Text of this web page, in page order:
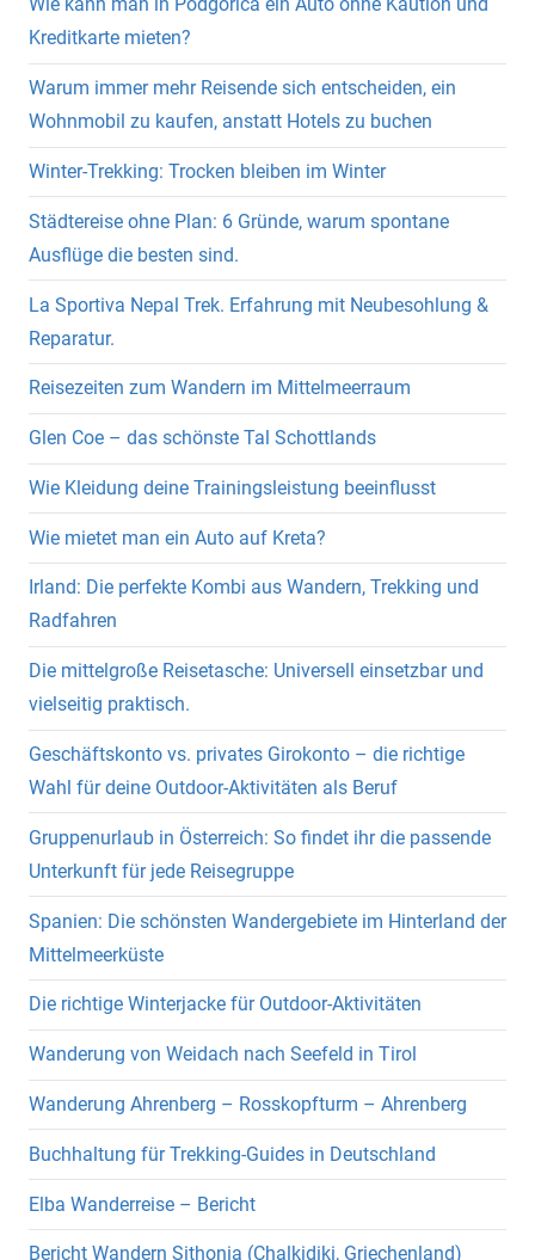
Wie kann man in Podgorica ein Auto ohne Kaution und
Kreditkarte mieten?
Warum immer mehr Reisende sich entscheiden, ein
Wohnmobil zu kaufen, anstatt Hotels zu buchen
Winter-Trekking: Trocken bleiben im Winter
Städtereise ohne Plan: 6 Gründe, warum spontane
Ausflüge die besten sind.
La Sportiva Nepal Trek. Erfahrung mit Neubesohlung &
Reparatur.
Reisezeiten zum Wandern im Mittelmeerraum
Glen Coe – das schönste Tal Schottlands
Wie Kleidung deine Trainingsleistung beeinflusst
Wie mietet man ein Auto auf Kreta?
Irland: Die perfekte Kombi aus Wandern, Trekking und
Radfahren
Die mittelgroße Reisetasche: Universell einsetzbar und
vielseitig praktisch.
Geschäftskonto vs. privates Girokonto – die richtige
Wahl für deine Outdoor-Aktivitäten als Beruf
Gruppenurlaub in Österreich: So findet ihr die passende
Unterkunft für jede Reisegruppe
Spanien: Die schönsten Wandergebiete im Hinterland der
Mittelmeerküste
Die richtige Winterjacke für Outdoor-Aktivitäten
Wanderung von Weidach nach Seefeld in Tirol
Wanderung Ahrenberg – Rosskopfturm – Ahrenberg
Buchhaltung für Trekking-Guides in Deutschland
Elba Wanderreise – Bericht
Bericht Wandern Sithonia (Chalkidiki, Griechenland)